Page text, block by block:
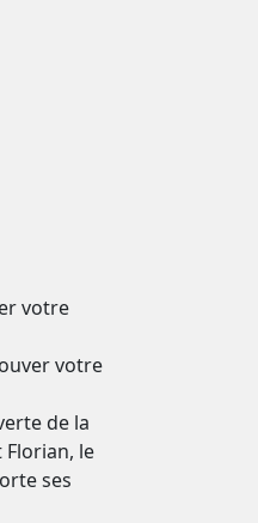
votre
votre
de la
le
ses